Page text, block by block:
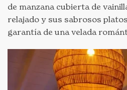
de manzana cubierta de
relajado y sus sabrosos
garantía de una velada